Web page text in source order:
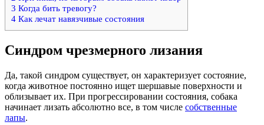
3 Когда бить тревогу?
4 Как лечат навязчивые состояния
Синдром чрезмерного лизания
Да, такой синдром существует, он характеризует состояние,
когда животное постоянно ищет шершавые поверхности и
облизывает их. При прогрессировании состояния, собака
начинает лизать абсолютно все, в том числе собственные
лапы.